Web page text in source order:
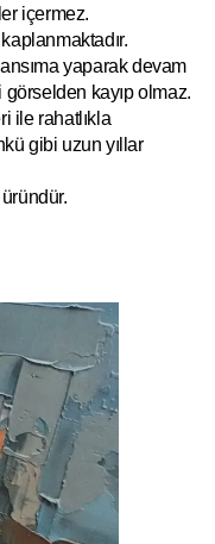
içermez.
tadır.
yaparak devam
kayıp olmaz.
ile rahatlıkla
gibi uzun yıllar